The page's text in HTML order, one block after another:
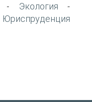
- Экология -
Юриспруденция